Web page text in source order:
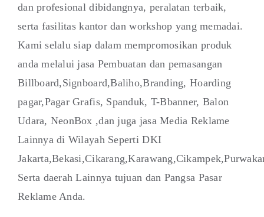
dan profesional dibidangnya, peralatan terbaik,
serta fasilitas kantor dan workshop yang memadai.
Kami selalu siap dalam mempromosikan produk
anda melalui jasa Pembuatan dan pemasangan
Billboard,Signboard,Baliho,Branding, Hoarding
pagar,Pagar Grafis, Spanduk, T-Bbanner, Balon
Udara, NeonBox ,dan juga jasa Media Reklame
Lainnya di Wilayah Seperti DKI
Serta daerah Lainnya tujuan dan Pangsa Pasar
Reklame Anda.